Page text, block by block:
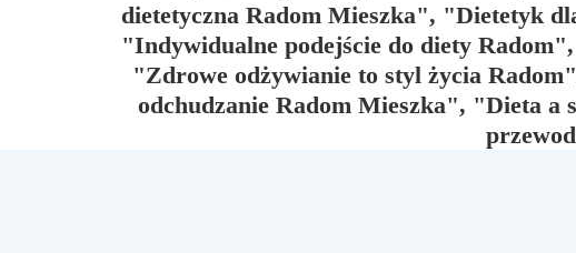
dietetyczna Radom Mieszka", "Dietetyk
"Indywidualne podejście do diety
"Zdrowe odżywianie to styl życia
odchudzanie Radom Mieszka", "Dieta